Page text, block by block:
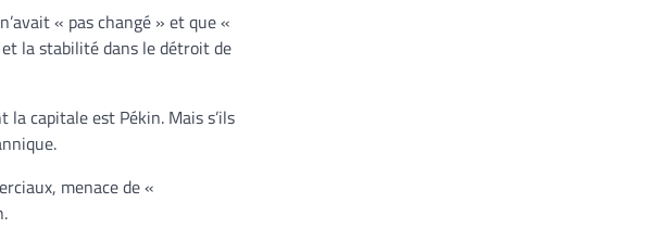
« pas changé » et que «
la stabilité dans le détroit de
capitale est Pékin. Mais s’ils
menace de «